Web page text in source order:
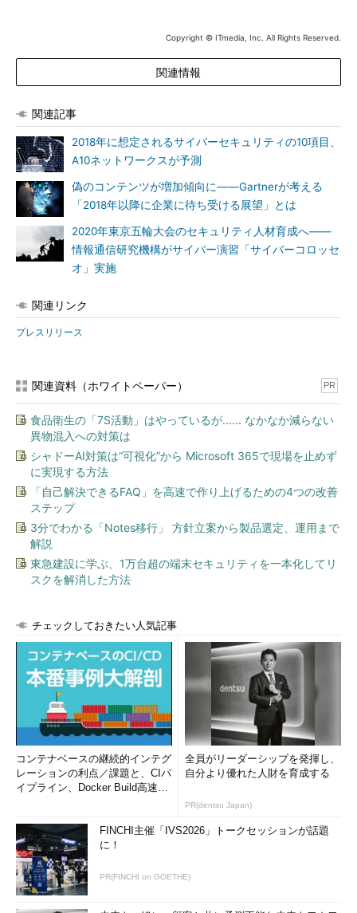
自動化やアウトソーシングが加速
また、セキュリティ分野の人材不足、技術的な複雑さ、脅威の
している。
「必要なスキルセットを持った人材は希少であり、依然として
コストが高くつく。そのため企業は、外部のセキュリティコンサ
ルタント、マネージドセキュリティサービスプロバイダー、アウ
トソーサーの力を借りようとしている。2018年にはセキュリティ
アウトソーシングサービスへの支出は、2017年比で11％増の185
億ドルに達する見通しだ。ITアウトソーシングは、コンサルタン
トに次いで2番目に大きいセキュリティ支出セグメントとなって
Gartnerによると、企業のセキュリティアウトソーシングサー
ビス支出は、2016年にはセキュリティソフトウェアおよびハード
また、企業のセキュリティ予算は「検知」と「対応」にシフト
しており、この傾向は今後5年間、セキュリティ市場の成長を後
押しすると、Gartnerは見ている。
「セキュリティインシデントに対する検知と対応が重視される
ようになっている。その結果、エンドポイントでの検知や対応、
ユーザーエンティティおよび行動分析といった技術が、エンドポ
イント保護プラットフォームやSIEMなどの従来の市場に破壊的
な変革をもたらしている」（コンテュ氏）
Copyright © ITmedia, Inc. All Rights Reserved.
関連情報
関連記事
2018年に想定されるサイバーセキュリティの10項目、
A10ネットワークスが予測
偽のコンテンツが増加傾向に――Gartnerが考える
「2018年以降に企業に待ち受ける展望」とは
2020年東京五輪大会のセキュリティ人材育成へ――
情報通信研究機構がサイバー演習「サイバーコロッセ
オ」実施
関連リンク
プレスリリース
関連資料（ホワイトペーパー） PR
食品衛生の「7S活動」はやっているが...... なかなか減らない
異物混入への対策は
シャドーAI対策は“可視化”から Microsoft 365で現場を止めず
に実現する方法
「自己解決できるFAQ」を高速で作り上げるための4つの改善
ステップ
3分でわかる「Notes移行」 方針立案から製品選定、運用まで
解説
東急建設に学ぶ、1万台超の端末セキュリティを一本化してリ
スクを解消した方法
チェックしておきたい人気記事
コンテナベースの継続的インテグ
レーションの利点／課題と、CIパ
イプライン、Docker Build高速化
全員がリーダーシップを発揮し、
自分より優れた人財を育成する
PR(dentsu Japan)
FINCHI主催「IVS2026」トークセッションが話題
に！
PR(FINCHI on GOETHE)